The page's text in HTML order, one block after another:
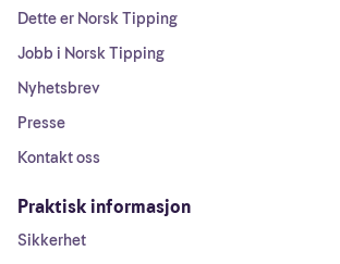
Dette er Norsk Tipping
Jobb i Norsk Tipping
Nyhetsbrev
Presse
Kontakt oss
Praktisk informasjon
Sikkerhet